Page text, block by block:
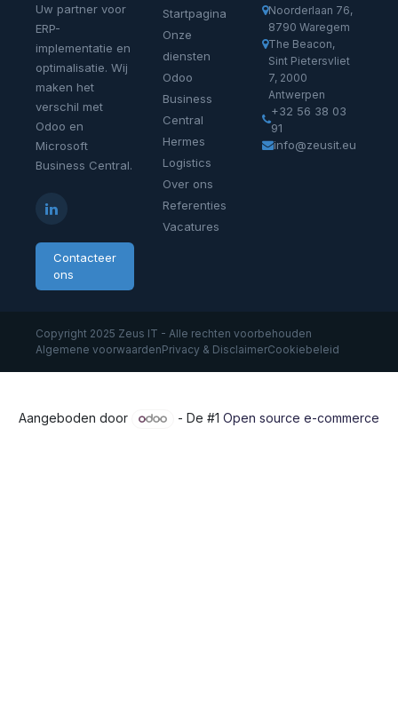
Uw partner voor
ERP-
implementatie en
optimalisatie. Wij
maken het
verschil met
Odoo en
Microsoft
Business Central.
Contacteer
ons
Startpagina
Onze
diensten
Odoo
Business
Central
Hermes
Logistics
Over ons
Referenties
Vacatures
Noorderlaan 76,
8790 Waregem
The Beacon,
Sint Pietersvliet
7, 2000
Antwerpen
+32 56 38 03
91
info@zeusit.eu
Copyright 2025 Zeus IT - Alle rechten voorbehouden
Algemene voorwaardenPrivacy & DisclaimerCookiebeleid
Aangeboden door - De #1Open source e-commerce